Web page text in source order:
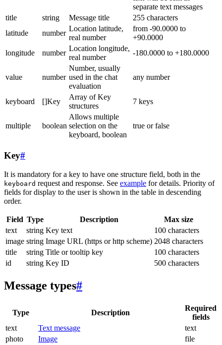
separate text messages
title
string Message title
255 characters
latitude
number
Location latitude,
real number
from -90.0000 to
+90.0000
longitude
number
Location longitude,
real number
-180.0000 to +180.0000
value number
Number, usually
used in the chat
evaluation
any number
keyboard []Key
Array of Key
structures
7 keys
multiple boolean
Allows multiple
selection on the
keyboard, boolean
true or false
Key#
It is mandatory for a key to have one structure field, both in the
keyboard request and response. See example for details. Priority of
fields for display to the user is shown in the table in descending
order.
Field Type Description
Max size
text
string Key text
100 characters
image string Image URL (https or http scheme) 2048 characters
title
string Title or tooltip key
100 characters
id
string Key ID 500 characters
Message types#
Type Description
Required
fields
text
Text message
text
photo
Image
file